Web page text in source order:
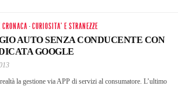
·CURIOSITA' E STRANEZZE
AUTO SENZA CONDUCENTE CON
GOOGLE
la gestione via APP di servizi al consumatore. L’ultimo